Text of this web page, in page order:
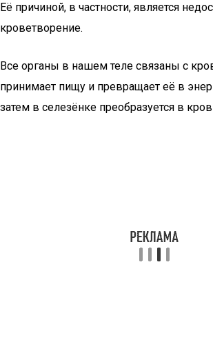
Её причиной, в частности, является
кроветворение.
Все органы в нашем теле связаны с
принимает пищу и превращает её в
затем в селезёнке преобразуется в